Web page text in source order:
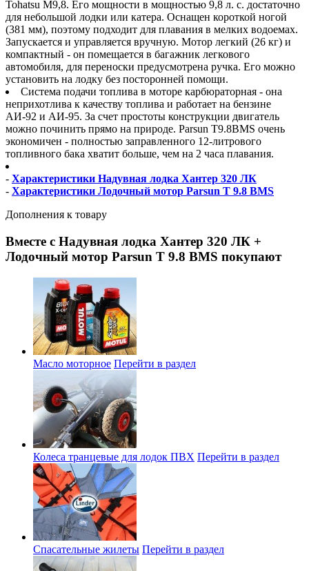
Tohatsu M9,8. Его мощности в мощностью 9,8 л. с. достаточно
для небольшой лодки или катера. Оснащен короткой ногой
(381 мм), поэтому подходит для плавания в мелких водоемах.
Запускается и управляется вручную. Мотор легкий (26 кг) и
компактный - он помещается в багажник легкового
автомобиля, для переноски предусмотрена ручка. Его можно
установить на лодку без посторонней помощи.
Система подачи топлива в моторе карбюраторная - она
неприхотлива к качеству топлива и работает на бензине
АИ-92 и АИ-95. За счет простоты конструкции двигатель
можно починить прямо на природе. Parsun T9.8BMS очень
экономичен - полностью заправленного 12-литрового
топливного бака хватит больше, чем на 2 часа плавания.
- Характеристики Надувная лодка Хантер 320 ЛК
- Характеристики Лодочный мотор Parsun T 9.8 BMS
Дополнения к товару
Вместе с Надувная лодка Хантер 320 ЛК +
Лодочный мотор Parsun T 9.8 BMS покупают
Масло моторное Перейти в раздел
Колеса транцевые для лодок ПВХ Перейти в раздел
Спасательные жилеты Перейти в раздел